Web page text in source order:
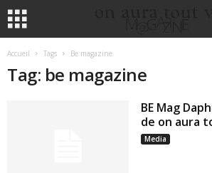
Accueil Tags Be magazine
Tag: be magazine
BE Mag
de on aura
Media